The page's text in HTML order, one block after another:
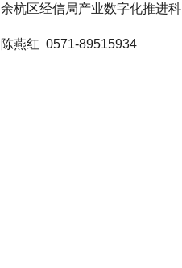
余杭区经信局产业数字化推进科
陈燕红 0571-89515934